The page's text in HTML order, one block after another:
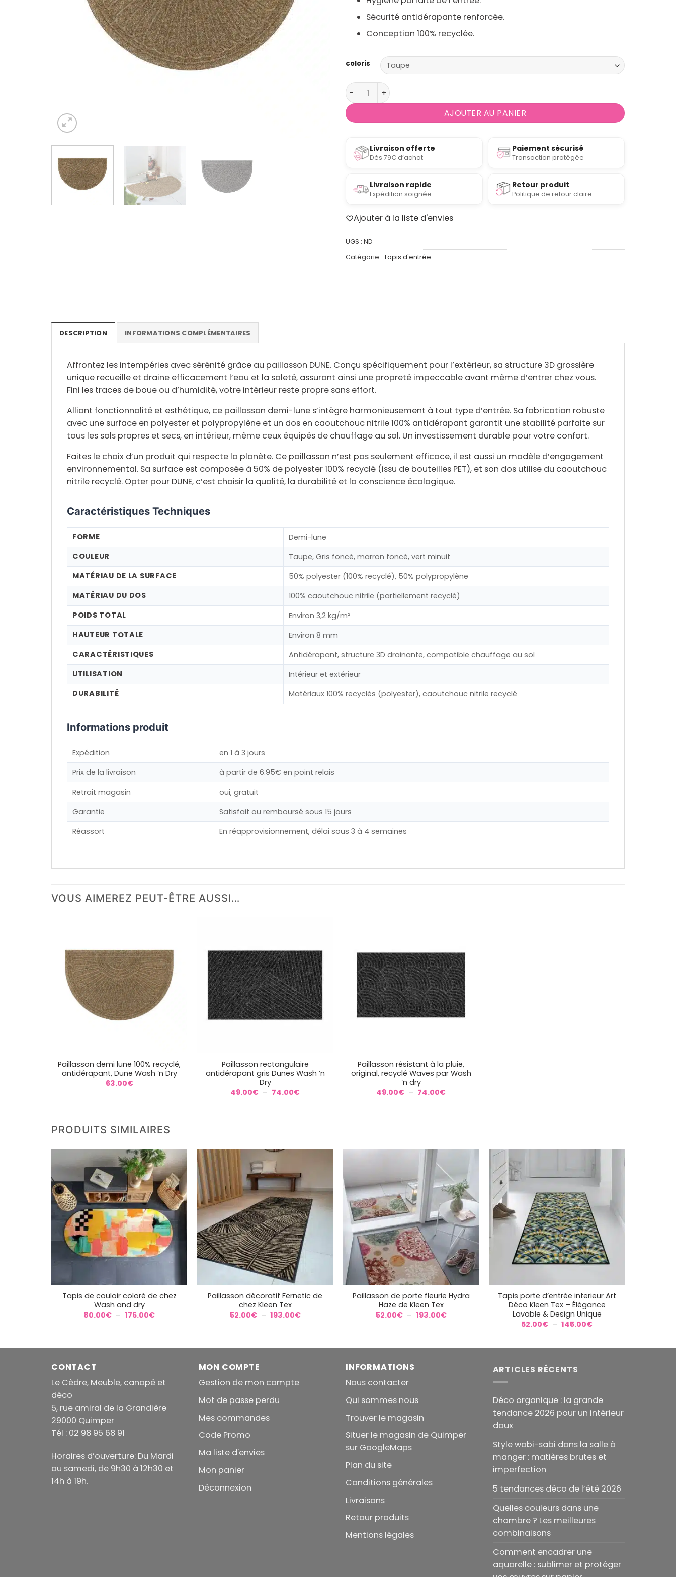
Sécurité antidérapante renforcée.
Conception 100% recyclée.
coloris
quantité de Paillasson demi lune 100% recyclé, antidérapant, Dune Wash 'n Dry
AJOUTER AU PANIER
Livraison offerte
Dès 79€ d’achat
Paiement sécurisé
Transaction protégée
Livraison rapide
Expédition soignée
Retour produit
Politique de retour claire
Ajouter à la liste d'envies
UGS : ND
Catégorie : Tapis d'entrée
DESCRIPTION INFORMATIONS COMPLÉMENTAIRES
Affrontez les intempéries avec sérénité grâce au paillasson DUNE. Conçu spécifiquement pour l’extérieur, sa structure 3D grossière
unique recueille et draine efficacement l’eau et la saleté, assurant ainsi une propreté impeccable avant même d’entrer chez vous.
Fini les traces de boue ou d’humidité, votre intérieur reste propre sans effort.
Alliant fonctionnalité et esthétique, ce paillasson demi-lune s’intègre harmonieusement à tout type d’entrée. Sa fabrication robuste
avec une surface en polyester et polypropylène et un dos en caoutchouc nitrile 100% antidérapant garantit une stabilité parfaite sur
tous les sols propres et secs, en intérieur, même ceux équipés de chauffage au sol. Un investissement durable pour votre confort.
Faites le choix d’un produit qui respecte la planète. Ce paillasson n’est pas seulement efficace, il est aussi un modèle d’engagement
environnemental. Sa surface est composée à 50% de polyester 100% recyclé (issu de bouteilles PET), et son dos utilise du caoutchouc
nitrile recyclé. Opter pour DUNE, c’est choisir la qualité, la durabilité et la conscience écologique.
Caractéristiques Techniques
FORME
Demi-lune
COULEUR
Taupe, Gris foncé, marron foncé, vert minuit
MATÉRIAU DE LA SURFACE
50% polyester (100% recyclé), 50% polypropylène
MATÉRIAU DU DOS
100% caoutchouc nitrile (partiellement recyclé)
POIDS TOTAL
Environ 3,2 kg/m²
HAUTEUR TOTALE
Environ 8 mm
CARACTÉRISTIQUES
Antidérapant, structure 3D drainante, compatible chauffage au sol
UTILISATION
Intérieur et extérieur
DURABILITÉ
Matériaux 100% recyclés (polyester), caoutchouc nitrile recyclé
Informations produit
Expédition
en 1 à 3 jours
Prix de la livraison
à partir de 6.95€ en point relais
Retrait magasin
oui, gratuit
Garantie
Satisfait ou remboursé sous 15 jours
Réassort
En réapprovisionnement, délai sous 3 à 4 semaines
VOUS AIMEREZ PEUT-ÊTRE AUSSI…
Paillasson demi lune 100% recyclé,
antidérapant, Dune Wash ‘n Dry
63.00€
Paillasson rectangulaire
antidérapant gris Dunes Wash ‘n
Dry
49.00€ – 74.00€Plage
Paillasson résistant à la pluie,
original, recyclé Waves par Wash
‘n dry
49.00€ – 74.00€Plage
PRODUITS SIMILAIRES
Tapis de couloir coloré de chez
Wash and dry
80.00€ – 176.00€Plage
176.00€
Paillasson décoratif Fernetic de
chez Kleen Tex
52.00€ – 193.00€Plage
193.00€
Paillasson de porte fleurie Hydra
Haze de Kleen Tex
52.00€ – 193.00€Plage
193.00€
Tapis porte d’entrée interieur Art
Déco Kleen Tex – Élégance
Lavable & Design Unique
52.00€ – 145.00€Plage
CONTACT
Le Cèdre, Meuble, canapé et
déco
5, rue amiral de la Grandière
29000 Quimper
Tél : 02 98 95 68 91
Horaires d’ouverture: Du Mardi
au samedi, de 9h30 à 12h30 et
14h à 19h.
MON COMPTE
Gestion de mon compte
Mot de passe perdu
Mes commandes
Code Promo
Ma liste d'envies
Mon panier
Déconnexion
INFORMATIONS
Nous contacter
Qui sommes nous
Trouver le magasin
Situer le magasin de Quimper
sur GoogleMaps
Plan du site
Conditions générales
Livraisons
Retour produits
Mentions légales
ARTICLES RÉCENTS
Déco organique : la grande
tendance 2026 pour un intérieur
doux
Style wabi-sabi dans la salle à
manger : matières brutes et
imperfection
5 tendances déco de l’été 2026
Quelles couleurs dans une
chambre ? Les meilleures
combinaisons
Comment encadrer une
aquarelle : sublimer et protéger